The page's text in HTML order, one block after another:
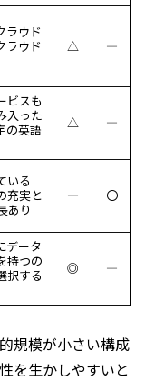
ラウド
ラウド
△ ―
ビスも
入った
の英語
△ ―
いる
充実と
あり
― 〇
データ
持つの
択する
◎ ―
規模が小さい構成
を生かしやすいと